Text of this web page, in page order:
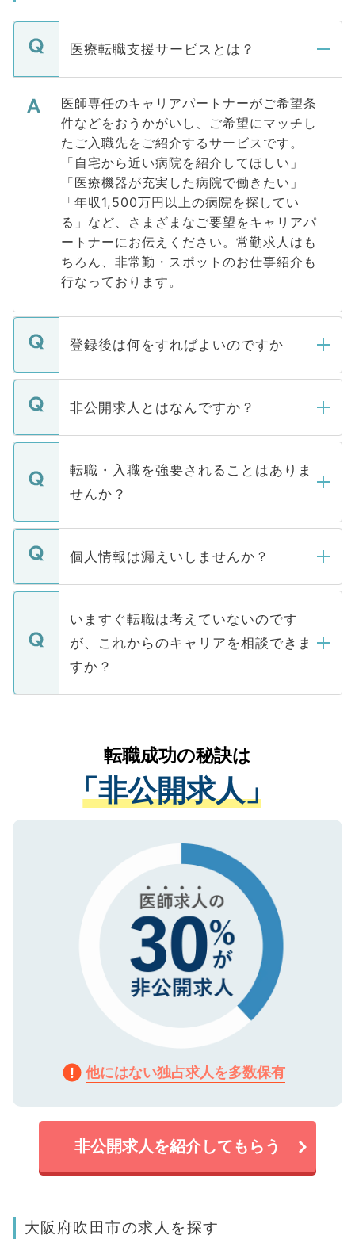
医療転職支援サービスとは？
医師専任のキャリアパートナーがご希望条
件などをおうかがいし、ご希望にマッチし
たご入職先をご紹介するサービスです。
「自宅から近い病院を紹介してほしい」
「医療機器が充実した病院で働きたい」
「年収1,500万円以上の病院を探してい
る」など、さまざまなご要望をキャリアパ
ートナーにお伝えください。常勤求人はも
ちろん、非常勤・スポットのお仕事紹介も
行なっております。
登録後は何をすればよいのですか
ご登録いただきましたら、弊社担当者がご
登録内容を確認し、その後メールもしくは
ます。通常、5営業日以内にはご連絡をせて
いただきますので、しばらくお待ちくださ
非公開求人とはなんですか？
マイナビDOCTORで取り扱っている求人の
うち約3割は、Webサイトからご覧いただ
けない「非公開求人」です。非公開求人は
下記の理由によって、一般には公開してい
ません。
■応募殺到を避けるため 人気のある医療機
関を公にしてしまうと、応募が殺到する場
に、医療機関が求める条件に合った人材の
みを人材紹介会社に依頼するケースが増え
ています。
転職・入職を強要されることはありま
せんか？
転職・入職を強要することは一切ありませ
ん。また、仮に応募先から内定をいただい
定を承諾する必要はありません。内定先へ
の辞退の連絡はキャリアパートナーが行い
個人情報は漏えいしませんか？
個人情報が漏えいすることはありませんの
で、ご安心ください。当サイトからの登録
などで収集したご登録者様の個人情報は、
ご本人のキャリアアップおよび転職活動の
支援を目的に使用いたします。お預かりし
ているすべての個人データはご本人の許可
は、個人情報の取り扱いについての厳密な
管理基準を満たした事業者のみに付与され
る、プライバシーマークを取得済みです。
で、機密保持に関してもご安心ください。
いますぐ転職は考えていないのです
が、これからのキャリアを相談できま
すか？
かがいして、現在の医療機関の状況や紹介
経験をまじえながら、適切なアドバイスを
させていただきます。すぐにご転職をされ
ない方には、長期的なサポートが可能です
ので、まずはご登録ください。
転職成功の秘訣は
「非公開求人」
他にはない独占求人を多数保有
非公開求人を紹介してもらう
大阪府吹田市の求人を探す